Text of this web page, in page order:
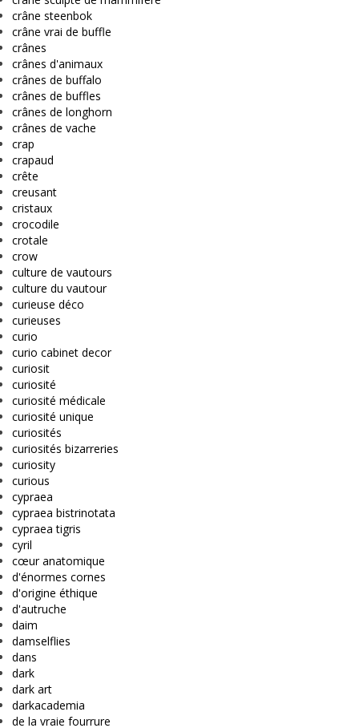
crâne steenbok
crâne vrai de buffle
crânes
crânes d'animaux
crânes de buffalo
crânes de buffles
crânes de longhorn
crânes de vache
crap
crapaud
crête
creusant
cristaux
crocodile
crotale
crow
culture de vautours
culture du vautour
curieuse déco
curieuses
curio
curio cabinet decor
curiosit
curiosité
curiosité médicale
curiosité unique
curiosités
curiosités bizarreries
curiosity
curious
cypraea
cypraea bistrinotata
cypraea tigris
cyril
cœur anatomique
d'énormes cornes
d'origine éthique
d'autruche
daim
damselflies
dans
dark
dark art
darkacademia
de la vraie fourrure